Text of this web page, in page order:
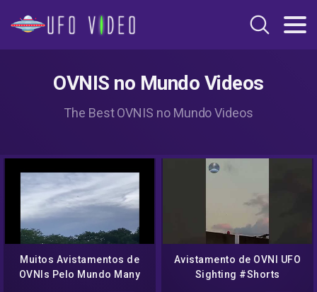
OVNIS no Mundo Videos
The Best OVNIS no Mundo Videos
Muitos Avistamentos de
OVNIs Pelo Mundo Many
Avistamento de OVNI UFO
Sighting #Shorts